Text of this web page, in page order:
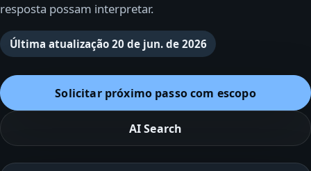
resposta possam interpretar.
Última atualização 20 de jun. de 2026
Solicitar próximo passo com escopo
AI Search